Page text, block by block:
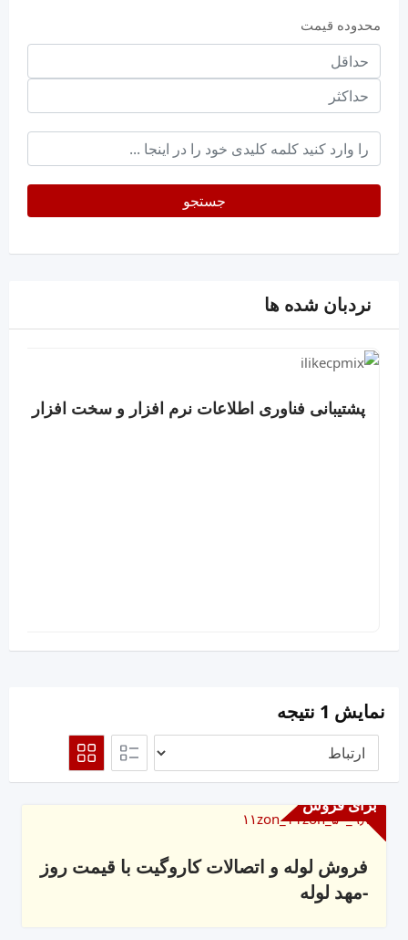
محدوده قیمت
حداقل
قیمت
حداکثر
keyword
جستجو
نردبان شده ها
پشتیبانی فناوری اطلاعات نرم افزار و سخت افزار
نمایش 1 نتیجه
برای فروش
فروش لوله و اتصالات کاروگیت با قیمت روز
-مهد لوله